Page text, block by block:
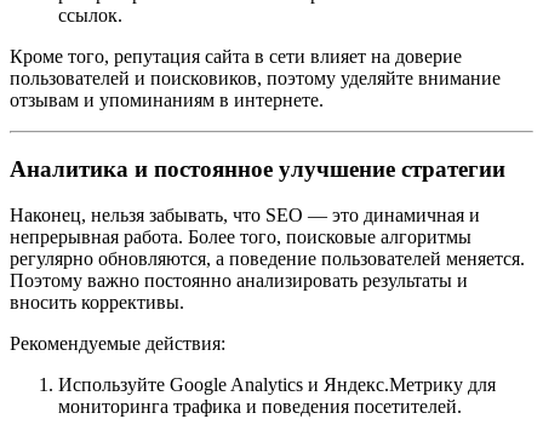
ссылок.
Кроме того, репутация сайта в сети влияет на доверие
пользователей и поисковиков, поэтому уделяйте внимание
отзывам и упоминаниям в интернете.
Аналитика и постоянное улучшение стратегии
Наконец, нельзя забывать, что SEO — это динамичная и
непрерывная работа. Более того, поисковые алгоритмы
регулярно обновляются, а поведение пользователей меняется.
Поэтому важно постоянно анализировать результаты и
вносить коррективы.
Рекомендуемые действия:
Используйте Google Analytics и Яндекс.Метрику для
мониторинга трафика и поведения посетителей.